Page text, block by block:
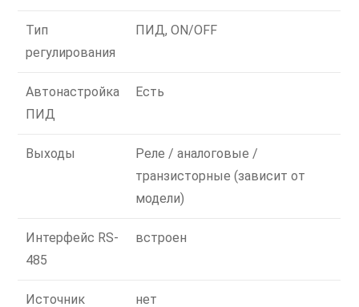
Тип
регулирования
ПИД, ON/OFF
Автонастройка
ПИД
Есть
Выходы
Реле / аналоговые /
транзисторные (зависит от
модели)
Интерфейс RS-
485
встроен
Источник
нет